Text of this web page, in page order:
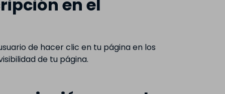
en el
de hacer clic en tu página en los
de tu página.